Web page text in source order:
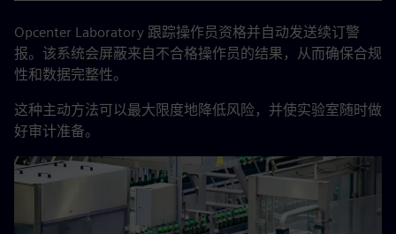
Opcenter Laboratory 跟踪操作员资格并自动发送续订警
报。该系统会屏蔽来自不合格操作员的结果，从而确保合规
性和数据完整性。
这种主动方法可以最大限度地降低风险，并使实验室随时做
好审计准备。